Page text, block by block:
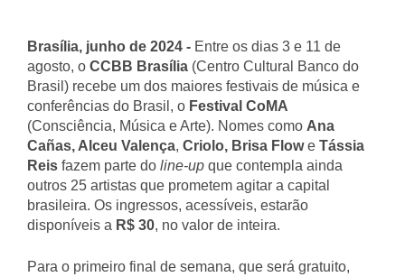
Brasília, junho de 2024 - Entre os dias 3 e 11 de
agosto, o CCBB Brasília (Centro Cultural Banco do
Brasil) recebe um dos maiores festivais de música e
conferências do Brasil , o Festival CoMA
(Consciência, Música e Arte). Nomes como Ana
Cañas, Alceu Valença, Criolo, Brisa Flowe Tássia
Reis fazem parte do line-up que contempla ainda
outros 25 artistas que prometem agitar a capital
brasileira. Os ingressos, acessíveis, estarão
disponíveis a R$ 30, no valor de inteira.
Para o primeiro final de semana, que será gratuito,